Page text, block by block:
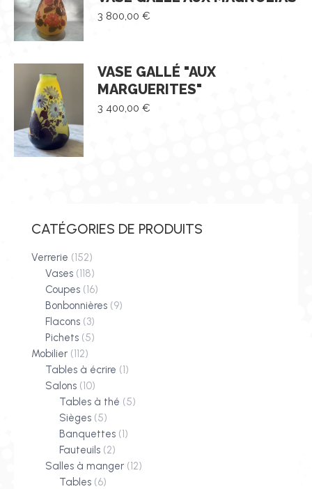
3 800,00 €
VASE GALLÉ "AUX
MARGUERITES"
3 400,00 €
CATÉGORIES DE PRODUITS
Verrerie (152)
Vases (118)
Coupes (16)
Bonbonnières (9)
Flacons (3)
Pichets (5)
Mobilier (112)
Tables à écrire (1)
Salons (10)
Tables à thé (5)
Sièges (5)
Banquettes (1)
Fauteuils (2)
Salles à manger (12)
Tables (6)